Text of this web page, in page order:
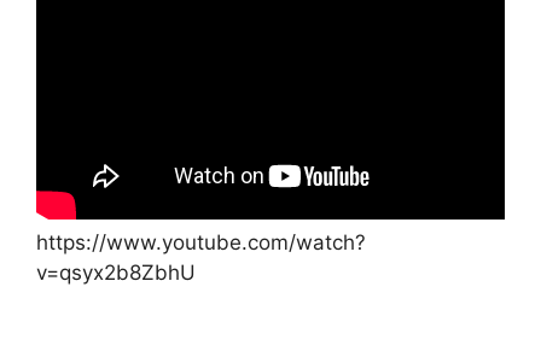
https://www.youtube.com/watch?
v=qsyx2b8ZbhU